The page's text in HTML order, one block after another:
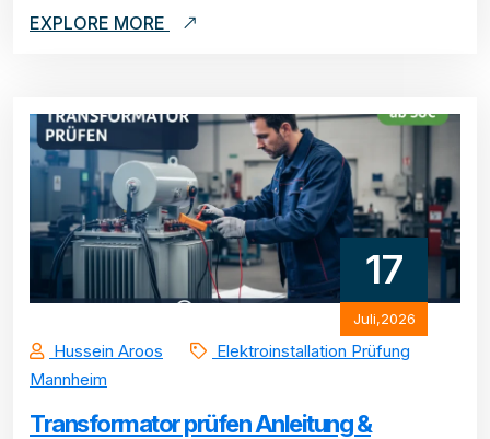
EXPLORE MORE
17
Juli,2026
Hussein Aroos
Elektroinstallation Prüfung
Mannheim
Transformator prüfen Anleitung &